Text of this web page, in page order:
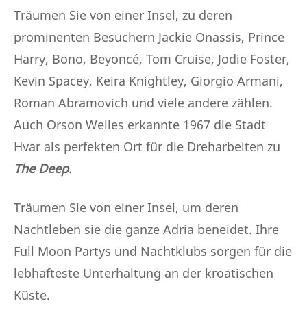
Träumen Sie von einer Insel, zu deren
prominenten Besuchern Jackie Onassis, Prince
Harry, Bono, Beyoncé, Tom Cruise, Jodie Foster,
Kevin Spacey, Keira Knightley, Giorgio Armani,
Roman Abramovich und viele andere zählen.
Auch Orson Welles erkannte 1967 die Stadt
Hvar als perfekten Ort für die Dreharbeiten zu
The Deep.
Träumen Sie von einer Insel, um deren
Nachtleben sie die ganze Adria beneidet. Ihre
Full Moon Partys und Nachtklubs sorgen für die
lebhafteste Unterhaltung an der kroatischen
Küste.